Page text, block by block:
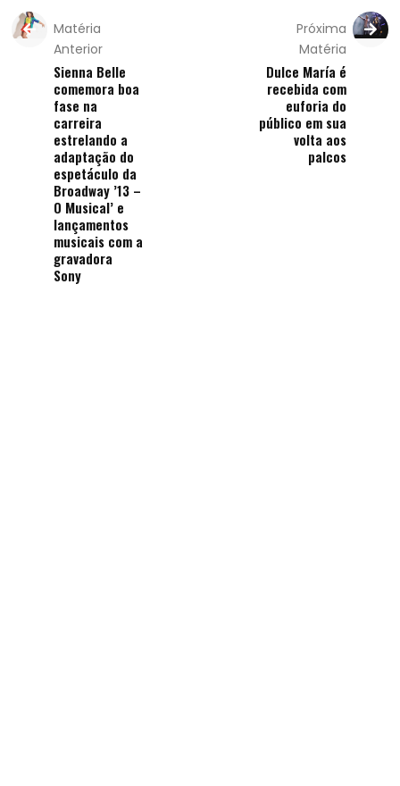
Matéria
Anterior
Sienna Belle
comemora boa
fase na
carreira
estrelando a
adaptação do
espetáculo da
Broadway ’13 –
O Musical’ e
lançamentos
musicais com a
gravadora
Sony
Próxima
Matéria
Dulce María é
recebida com
euforia do
público em sua
volta aos
palcos